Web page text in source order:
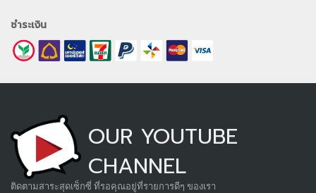
ชำระเงิน
OUR YOUTUBE
CHANNEL
ติดตามสาระสุดเซ็กซี่ ที่รอคุณอยู่ที่รายการดีๆ ของเรา